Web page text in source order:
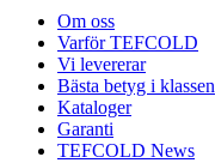
Om oss
Varför TEFCOLD
Vi levererar
Bästa betyg i klassen
Kataloger
Garanti
TEFCOLD News